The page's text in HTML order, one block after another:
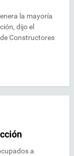
la mayoría
dijo el
Constructores
a